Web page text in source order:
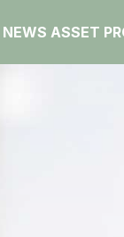
NEWS ASSET
tag